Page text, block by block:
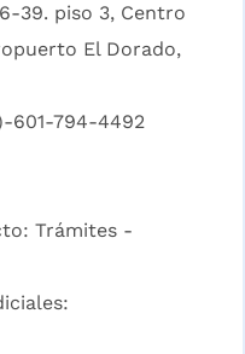
39. piso 3, Centro
El Dorado,
601-794-4492
Trámites -